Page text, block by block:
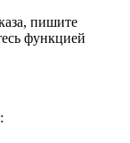
пишите
функцией